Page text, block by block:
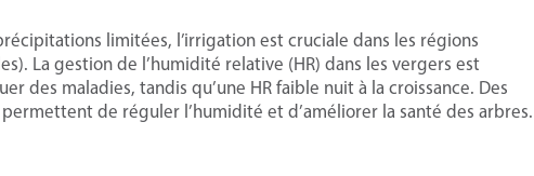
limitées, l’irrigation est cruciale dans les régions
La gestion de l’humidité relative (HR) dans les vergers est
des maladies, tandis qu’une HR faible nuit à la croissance. Des
de réguler l’humidité et d’améliorer la santé des arbres.